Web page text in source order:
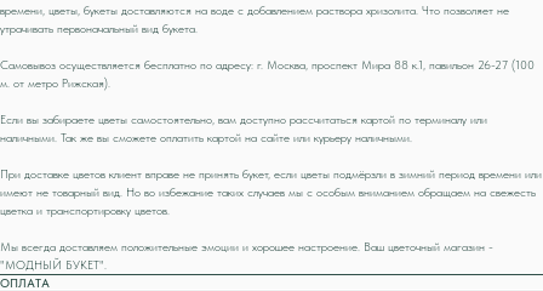
времени, цветы, букеты доставляются на воде с добавлением раствора хризолита. Что позволяет не
утрачивать первоначальный вид букета.
Самовывоз осуществляется бесплатно по адресу: г. Москва, проспект Мира 88 к.1, павильон 26-27 (100
м. от метро Рижская).
Если вы забираете цветы самостоятельно, вам доступно рассчитаться картой по терминалу или
наличными. Так же вы сможете оплатить картой на сайте или курьеру наличными.
При доставке цветов клиент вправе не принять букет, если цветы подмёрзли в зимний период времени или
имеют не товарный вид. Но во избежание таких случаев мы с особым вниманием обращаем на свежесть
цветка и транспортировку цветов.
Мы всегда доставляем положительные эмоции и хорошее настроение. Ваш цветочный магазин -
"МОДНЫЙ БУКЕТ".
ОПЛАТА